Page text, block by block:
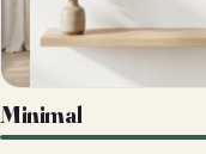
Minimal